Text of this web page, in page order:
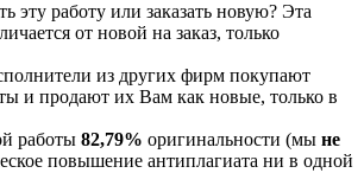
эту работу или заказать новую? Эта
от новой на заказ, только
из других фирм покупают
и продают их Вам как новые, только в
работы 82,79% оригинальности (мы не
повышение антиплагиата ни в одной